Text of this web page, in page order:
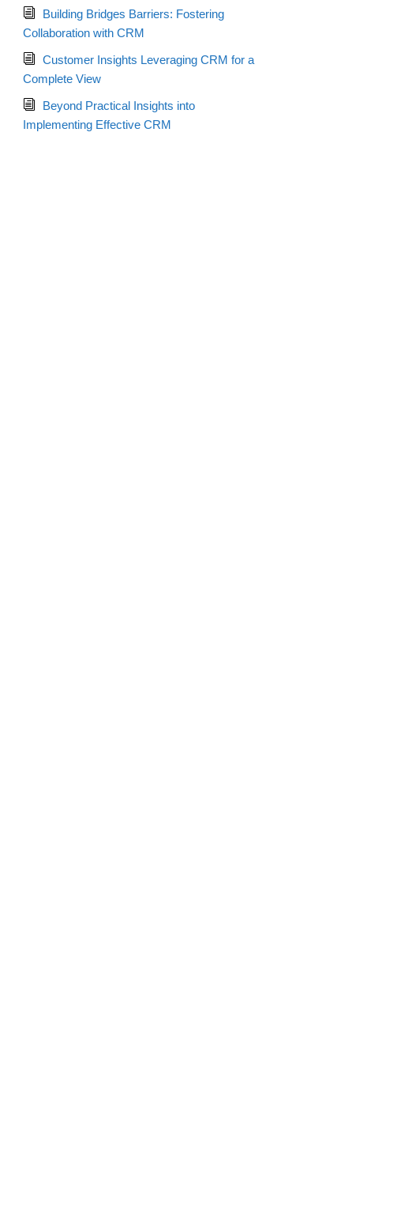
Building Bridges Barriers: Fostering
Collaboration with CRM
Customer Insights Leveraging CRM for a
Complete View
Beyond Practical Insights into
Implementing Effective CRM